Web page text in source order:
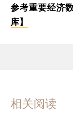
参考重要经济
库】
相关阅读